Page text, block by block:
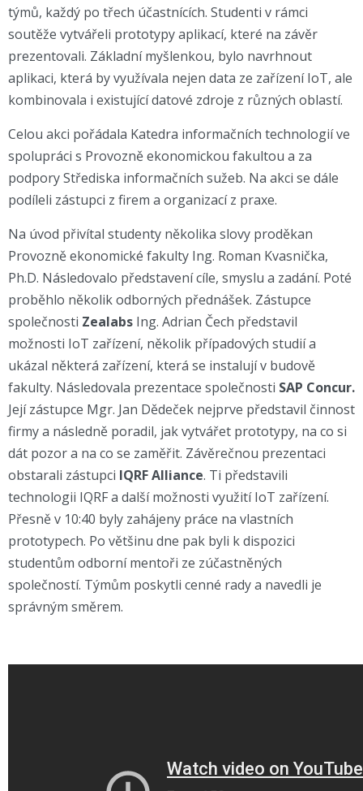
týmů, každý po třech účastnících. Studenti v rámci
soutěže vytvářeli prototypy aplikací, které na závěr
prezentovali. Základní myšlenkou, bylo navrhnout
aplikaci, která by využívala nejen data ze zařízení IoT, ale
kombinovala i existující datové zdroje z různých oblastí.
Celou akci pořádala Katedra informačních technologií ve
spolupráci s Provozně ekonomickou fakultou a za
podpory Střediska informačních sužeb. Na akci se dále
podíleli zástupci z firem a organizací z praxe.
Na úvod přivítal studenty několika slovy proděkan
Provozně ekonomické fakulty Ing. Roman Kvasnička,
Ph.D. Následovalo představení cíle, smyslu a zadání. Poté
proběhlo několik odborných přednášek. Zástupce
společnosti Zealabs Ing. Adrian Čech představil
možnosti IoT zařízení, několik případových studií a
ukázal některá zařízení, která se instalují v budově
fakulty. Následovala prezentace společnosti SAP Concur.
Její zástupce Mgr. Jan Dědeček nejprve představil činnost
firmy a následně poradil, jak vytvářet prototypy, na co si
dát pozor a na co se zaměřit. Závěrečnou prezentaci
obstarali zástupci IQRF Alliance. Ti představili
technologii IQRF a další možnosti využití IoT zařízení.
Přesně v 10:40 byly zahájeny práce na vlastních
prototypech. Po většinu dne pak byli k dispozici
studentům odborní mentoři ze zúčastněných
společností. Týmům poskytli cenné rady a navedli je
správným směrem.